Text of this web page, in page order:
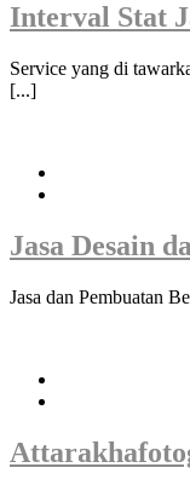
Interval Stat
Service yang di
[...]
Jasa Desain
Jasa dan Pembuatan